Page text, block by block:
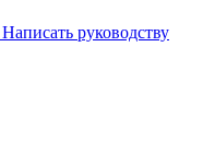
Написать руководству